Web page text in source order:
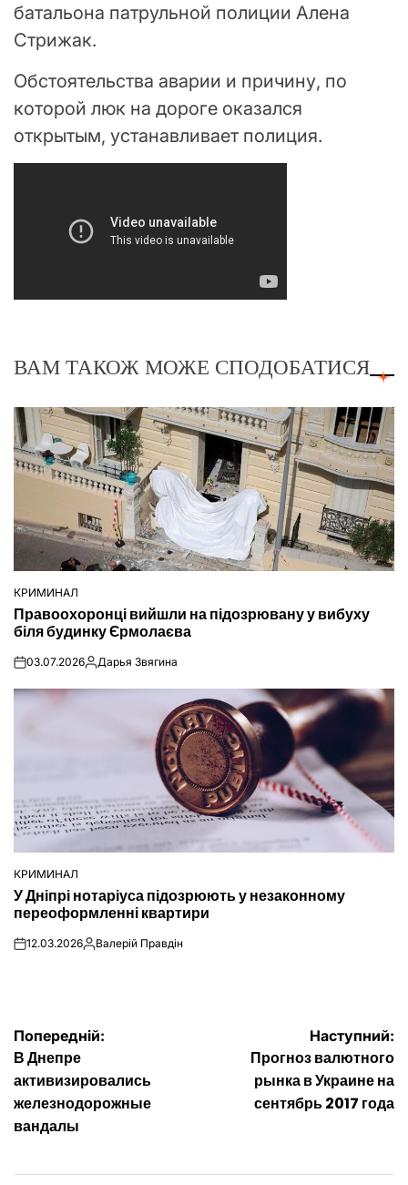
батальона патрульной полиции Алена
Стрижак.
Обстоятельства аварии и причину, по
которой люк на дороге оказался
открытым, устанавливает полиция.
ВАМ ТАКОЖ МОЖЕ СПОДОБАТИСЯ
ОПУБЛІКУВАТИ
КРИМИНАЛ
Правоохоронці вийшли на підозрювану у вибуху
біля будинку Єрмолаєва
on03.07.2026Опубліковано
Дарья Звягина
ОПУБЛІКУВАТИ
У
КРИМИНАЛ
У Дніпрі нотаріуса підозрюють у незаконному
переоформленні квартири
on12.03.2026Опубліковано
Валерій Правдін
Навігація
записів
Попередній:
В Днепре
активизировались
железнодорожные
вандалы
Наступний:
Прогноз валютного
рынка в Украине на
сентябрь 2017 года